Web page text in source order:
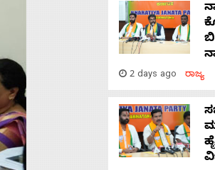
2 days ago ರಾಜ್ಯ